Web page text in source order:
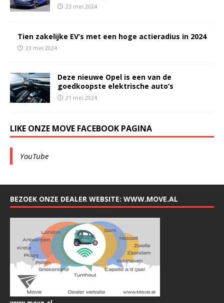
23 mei 2024
Tien zakelijke EV’s met een hoge actieradius in 2024
23 mei 2024
Deze nieuwe Opel is een van de
goedkoopste elektrische auto’s
21 mei 2024
LIKE ONZE MOVE FACEBOOK PAGINA
YouTube
BEZOEK ONZE DEALER WEBSITE: WWW.MOVE.AL